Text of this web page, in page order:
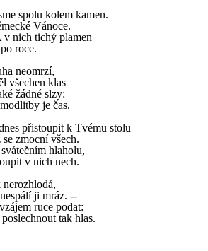
spolu kolem kamen.
Vánoce.
nich tichý plamen
roce.
neomrzí,
všechen klas
žádné slzy:
je čas.
přistoupit k Tvému stolu
zmocní všech.
hlaholu,
v nich nech.
ji mráz. --
ruce podat:
tak hlas.